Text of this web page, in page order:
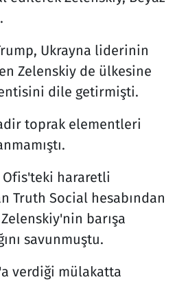
Ukrayna liderinin
Zelenskiy de ülkesine
dile getirmişti.
toprak elementleri
Ofis'teki hararetli
Truth Social hesabından
barışa
savunmuştu.
verdiği mülakatta